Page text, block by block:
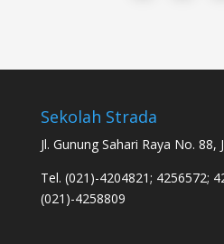
Sekolah Strada
Jl. Gunung Sahari Raya No. 88,
Tel. (021)-4204821; 4256572;
(021)-4258809